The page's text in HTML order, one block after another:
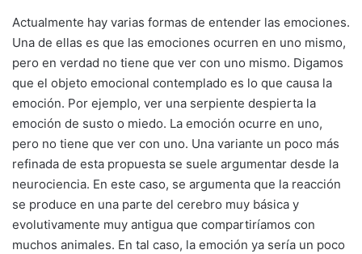
Actualmente hay varias formas de entender las emociones.
Una de ellas es que las emociones ocurren en uno mismo,
pero en verdad no tiene que ver con uno mismo. Digamos
que el objeto emocional contemplado es lo que causa la
emoción. Por ejemplo, ver una serpiente despierta la
emoción de susto o miedo. La emoción ocurre en uno,
pero no tiene que ver con uno. Una variante un poco más
refinada de esta propuesta se suele argumentar desde la
neurociencia. En este caso, se argumenta que la reacción
se produce en una parte del cerebro muy básica y
evolutivamente muy antigua que compartiríamos con
muchos animales. En tal caso, la emoción ya sería un poco